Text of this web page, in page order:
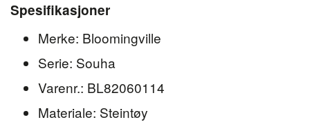
Spesifikasjoner
Merke: Bloomingville
Serie: Souha
Varenr.: BL82060114
Materiale: Steintøy